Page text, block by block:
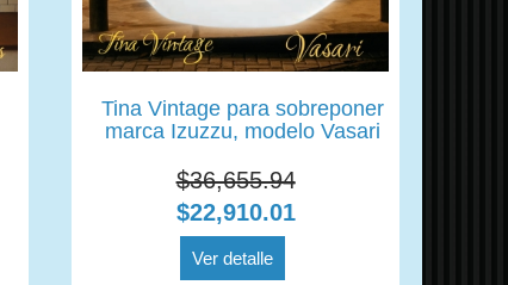
Tina Vintage para sobreponer
marca Izuzzu, modelo Vasari
$36,655.94
$22,910.01
Ver detalle